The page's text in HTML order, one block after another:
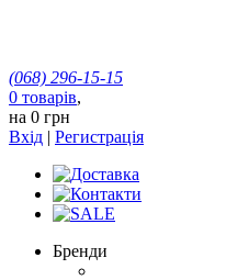
(068) 296-15-15
0 товарів,
на 0 грн
Вхід | Регистрація
Бренди